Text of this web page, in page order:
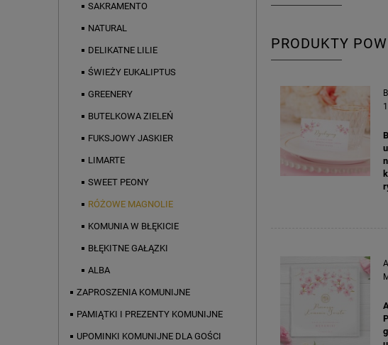
SAKRAMENTO
NATURAL
DELIKATNE LILIE
ŚWIEŻY EUKALIPTUS
GREENERY
BUTELKOWA ZIELEŃ
FUKSJOWY JASKIER
LIMARTE
SWEET PEONY
RÓŻOWE MAGNOLIE
KOMUNIA W BŁĘKICIE
BŁĘKITNE GAŁĄZKI
ALBA
ZAPROSZENIA KOMUNIJNE
PAMIĄTKI I PREZENTY KOMUNIJNE
UPOMINKI KOMUNIJNE DLA GOŚCI
PRODUKTY